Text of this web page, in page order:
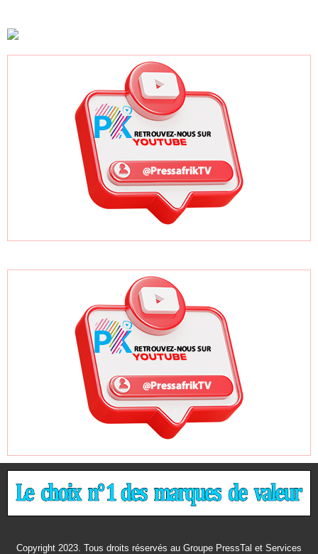
Copyright 2023. Tous droits réservés au Groupe PressTal et Services